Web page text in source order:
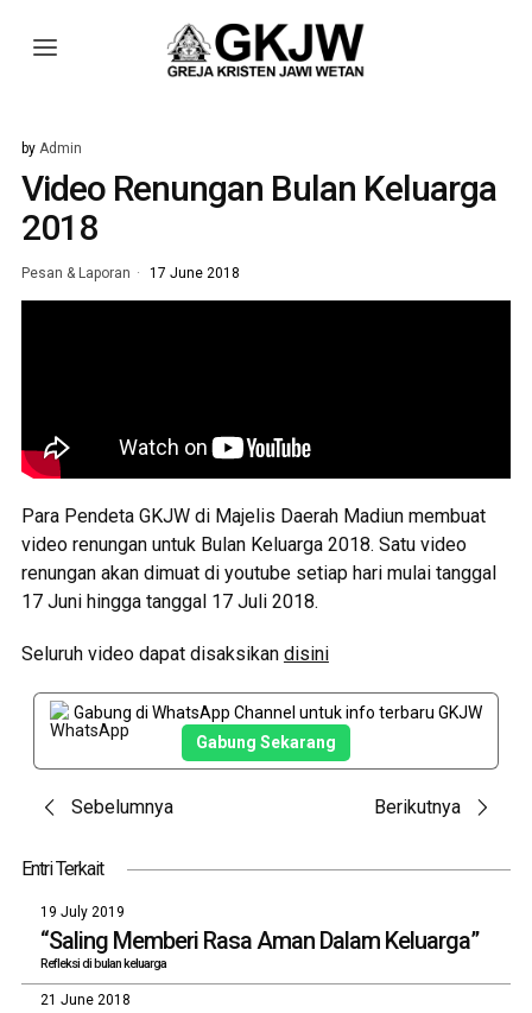
by Admin
Video Renungan Bulan Keluarga
2018
Pesan & Laporan 17 June 2018
Para Pendeta GKJW di Majelis Daerah Madiun membuat
video renungan untuk Bulan Keluarga 2018. Satu video
renungan akan dimuat di youtube setiap hari mulai tanggal
17 Juni hingga tanggal 17 Juli 2018.
Seluruh video dapat disaksikan disini
Gabung di WhatsApp Channel untuk info terbaru GKJW
Gabung Sekarang
Post
navigation
Sebelumnya Berikutnya
Entri Terkait
19 July 2019
“Saling Memberi Rasa Aman Dalam Keluarga”
Refleksi di bulan keluarga
21 June 2018